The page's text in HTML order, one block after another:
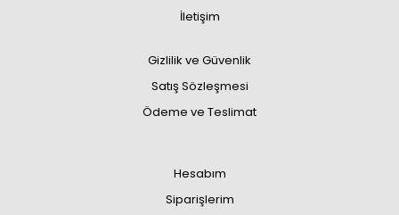
İletişim
Gizlilik ve Güvenlik
Satış Sözleşmesi
Ödeme ve Teslimat
Hesabım
Siparişlerim